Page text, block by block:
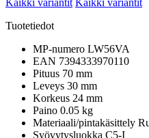
Tuotetiedot
MP-numero LW56VA
EAN 7394333970110
Pituus 70 mm
Leveys 30 mm
Korkeus 24 mm
Paino 0.05 kg
Materiaali/pintakäsittely
Syövytysluokka C5-I